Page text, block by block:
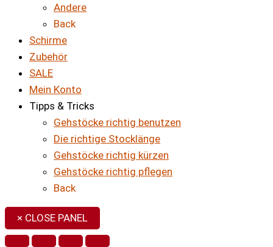
Andere
Back
Schirme
Zubehör
SALE
Mein Konto
Tipps & Tricks
Gehstöcke richtig benutzen
Die richtige Stocklänge
Gehstöcke richtig kürzen
Gehstöcke richtig pflegen
Back
× CLOSE PANEL